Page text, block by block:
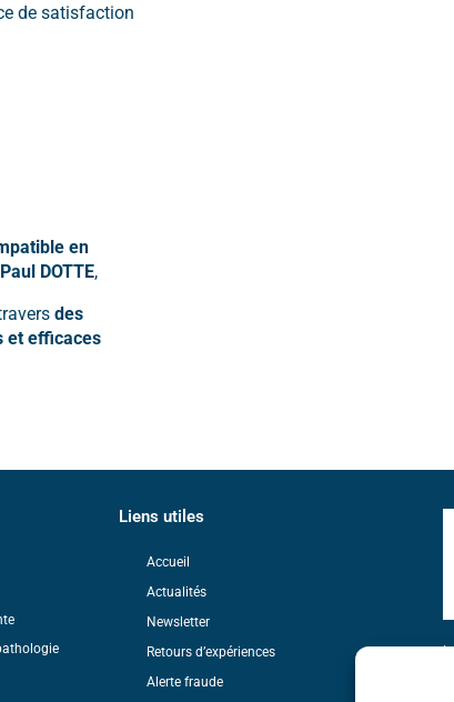
de satisfaction
en
DOTTE,
des
et efficaces
Liens utiles
Accueil
Actualités
Newsletter
Retours d’expériences
Alerte fraude